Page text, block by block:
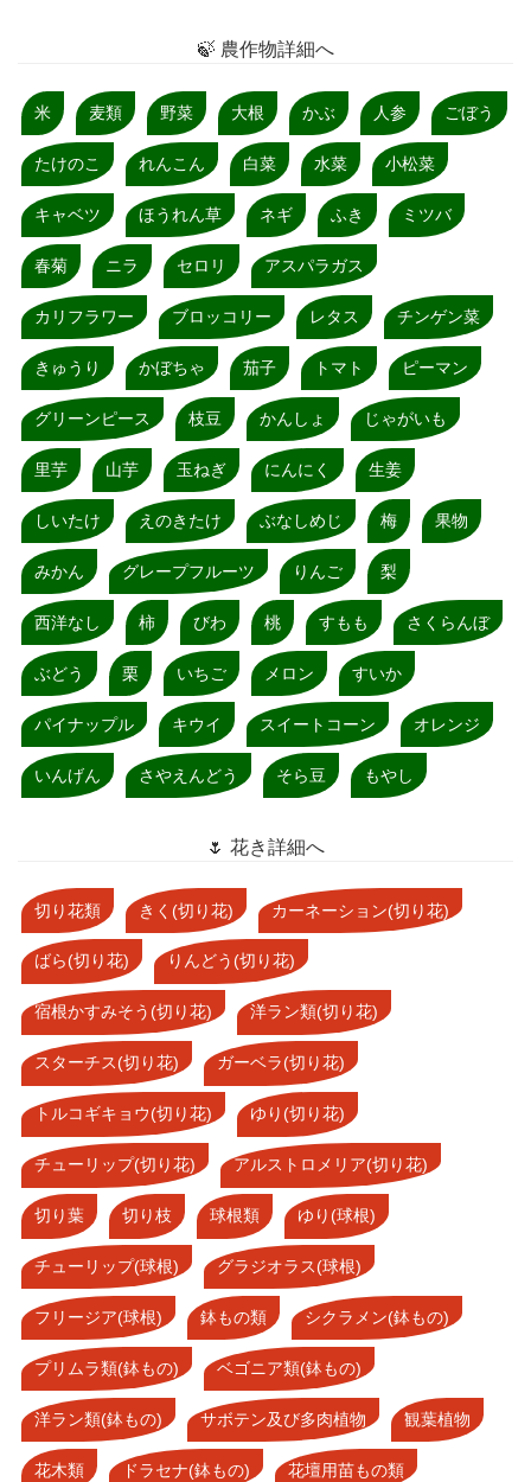
🍃 農作物詳細へ
米 麦類 野菜 大根 かぶ 人参 ごぼう
たけのこ れんこん 白菜 水菜 小松菜
キャベツ ほうれん草 ネギ ふき ミツバ
春菊 ニラ セロリ アスパラガス
カリフラワー ブロッコリー レタス チンゲン菜
きゅうり かぼちゃ 茄子 トマト ピーマン
グリーンピース 枝豆 かんしょ じゃがいも
里芋 山芋 玉ねぎ にんにく 生姜
しいたけ えのきたけ ぶなしめじ 梅 果物
みかん グレープフルーツ りんご 梨
西洋なし 柿 びわ 桃 すもも さくらんぼ
ぶどう 栗 いちご メロン すいか
パイナップル キウイ スイートコーン オレンジ
いんげん さやえんどう そら豆 もやし
🌷 花き詳細へ
切り花類 きく(切り花) カーネーション(切り花)
ばら(切り花) りんどう(切り花)
宿根かすみそう(切り花) 洋ラン類(切り花)
スターチス(切り花) ガーベラ(切り花)
トルコギキョウ(切り花) ゆり(切り花)
チューリップ(切り花) アルストロメリア(切り花)
切り葉 切り枝 球根類 ゆり(球根)
チューリップ(球根) グラジオラス(球根)
フリージア(球根) 鉢もの類 シクラメン(鉢もの)
プリムラ類(鉢もの) ベゴニア類(鉢もの)
洋ラン類(鉢もの) サボテン及び多肉植物 観葉植物
花木類 ドラセナ(鉢もの) 花壇用苗もの類